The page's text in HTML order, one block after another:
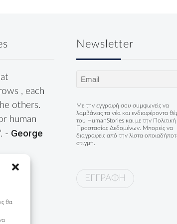
θα
, each
others.
human
- George
Newsletter
Email
Με την εγγραφή σου συμφωνείς να
λαμβάνεις τα νέα και ενδιαφέροντα
του HumanStories και με την
Πολιτική
Προστασίας Δεδομένων. Μπορείς να
διαγραφείς από την λίστα
στιγμή.